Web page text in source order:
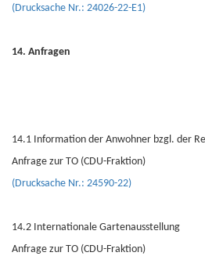
(Drucksache Nr.: 24026-22-E1)
14. Anfragen
14.1 Information der Anwohner bzgl. der
Anfrage zur TO (CDU-Fraktion)
(Drucksache Nr.: 24590-22)
14.2 Internationale Gartenausstellung
Anfrage zur TO (CDU-Fraktion)